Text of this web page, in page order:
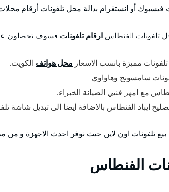
فيسبوك أو انستقرام بدالة محل تلفونات أرقام
تلفونات الفنطاس ارقام تلفونات فسوف تحصلون على
مميزة بانسب الاسعار محل هواتف الكويت.
سامسونج وهاواوي
مع امهر فنيي الصيانة الخبراء.
ايباد الفنطاس بالاضافة أيضا الى تبديل شاشة
بيع تلفونات اون لاين حيث نوفر احدث الاجهزة و من
الفنطاس